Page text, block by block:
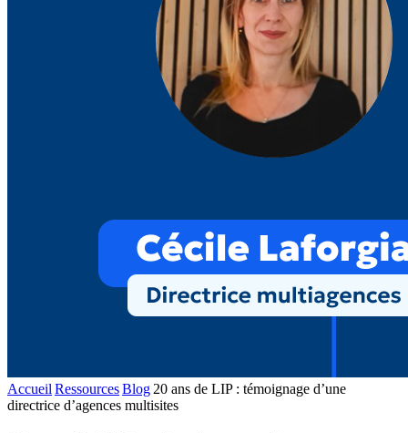
Accueil RessourcesBlog 20 ans de LIP : témoignage d’une
directrice d’agences multisites